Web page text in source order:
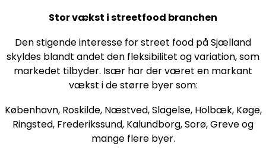
Stor vækst i streetfood branchen
Den stigende interesse for street food på Sjælland
skyldes blandt andet den fleksibilitet og variation, som
markedet tilbyder. Især har der været en markant
vækst i de større byer som:
København, Roskilde, Næstved, Slagelse, Holbæk, Køge,
Ringsted, Frederikssund, Kalundborg, Sorø, Greve og
mange flere byer.